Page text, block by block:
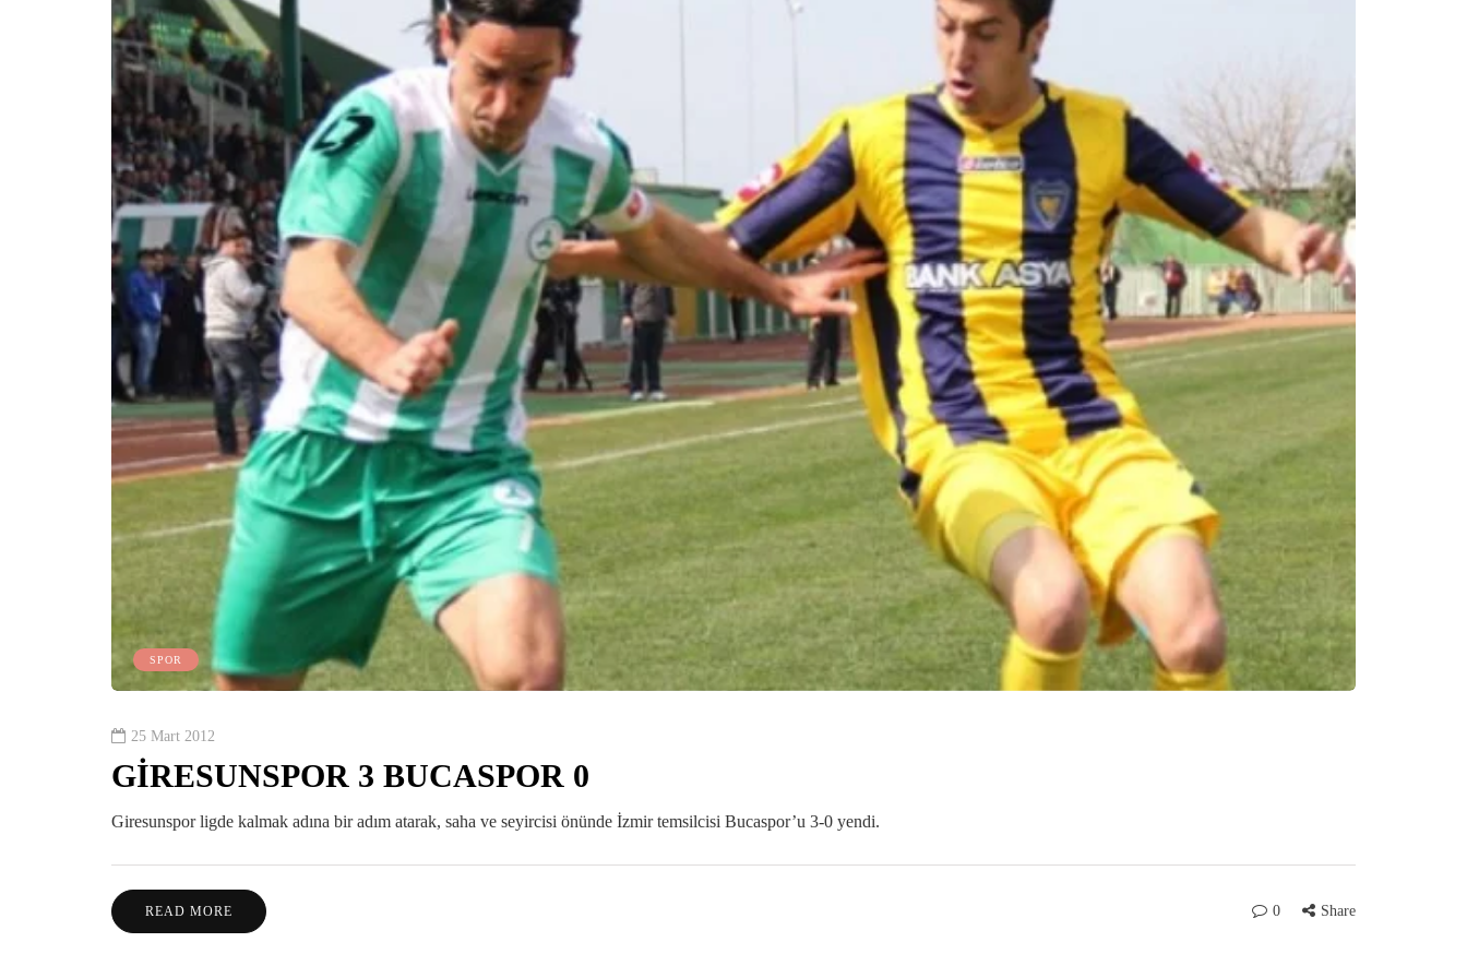
SPOR
25 Mart 2012
GİRESUNSPOR 3 BUCASPOR 0
Giresunspor ligde kalmak adına bir adım atarak, saha ve seyircisi önünde İzmir temsilcisi Bucaspor’u 3-0 yendi.
READ MORE 0 Share